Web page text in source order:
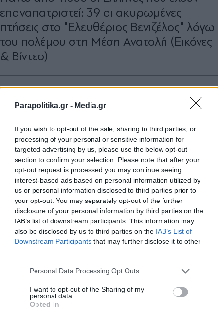
Parapolitika.gr - Media.gr
If you wish to opt-out of the sale, sharing to third parties, or
processing of your personal or sensitive information for
targeted advertising by us, please use the below opt-out
section to confirm your selection. Please note that after your
opt-out request is processed you may continue seeing
interest-based ads based on personal information utilized by
us or personal information disclosed to third parties prior to
your opt-out. You may separately opt-out of the further
disclosure of your personal information by third parties on the
IAB’s list of downstream participants. This information may
also be disclosed by us to third parties on the IAB’s List of
Downstream Participants that may further disclose it to other
Personal Data Processing Opt Outs
I want to opt-out of the Sharing of my
personal data.
Opted In
επαναπατριστεί: 39 οι ακυρωμένες
πτήσεις στο "Ελευθέριος Βενιζέλος" λόγω
του πολέμου στη Μέση Ανατολή (Εικόνες
& Βίντεο)
ΕΛΛΑΔΑ
12.03.2026 18:00
PARAPOLITIKA NEWSROOM
Πόλεμος στη Μέση Ανατολή: Συνεχίζονται
οι πτήσεις επαναπατρισμού, αγκαλιές και
χαμόγελα ανακούφισης στο αεροδρόμιο
- "Θα πάω σπίτι μου επιτέλους" (Βίντεο)
Εγγραφή στο newsletter
Αποδέχομαι τους